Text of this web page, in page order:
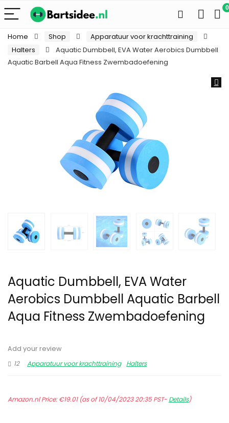
0
Home Shop
Apparatuur voor krachttraining
Halters
Aquatic Dumbbell, EVA Water Aerobics Dumbbell
Aquatic Barbell Aqua Fitness Zwembadoefening
Aquatic Dumbbell, EVA Water
Aerobics Dumbbell Aquatic Barbell
Aqua Fitness Zwembadoefening
Add your review
12
Apparatuur voor krachttraining Halters
Amazon.nl Price:€19.01(as of 10/04/2023 20:35 PST- Details)